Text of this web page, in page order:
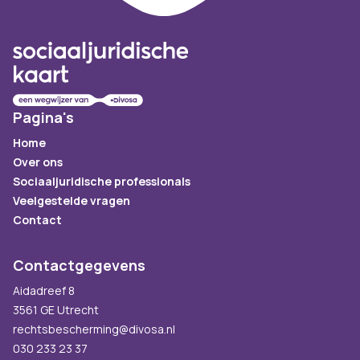
Pagina's
Home
Over ons
Sociaaljuridische professionals
Veelgestelde vragen
Contact
Contactgegevens
Aidadreef 8
3561 GE Utrecht
rechtsbescherming@divosa.nl
030 233 23 37